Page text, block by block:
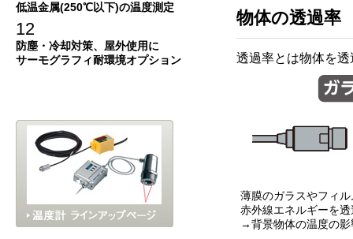
低温金属(250℃以下)の温度測定
12
防塵・冷却対策、屋外使用に
サーモグラフィ耐環境オプション
物体の透過率
透過率とは物体を
薄膜のガラスやフィ
赤外線エネルギーを
→背景物体の温度の